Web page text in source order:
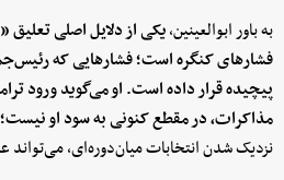
به باور ابوالعینین،یکی از دلایل اصلی تعلیق
فشارهای کنگره است؛ فشارهایی که
پیچیده قرار داده است. او می‌گوید ورود
مذاکرات، در مقطع کنونی به سود او نیست؛
نزدیک شدن انتخابات میان‌دوره‌ای، می‌تواند